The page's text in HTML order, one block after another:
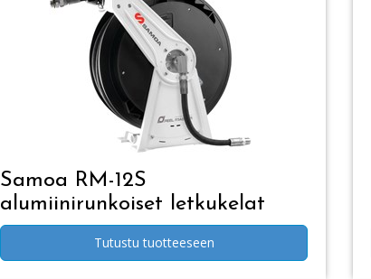
Samoa RM-12S
alumiinirunkoiset letkukelat
Tutustu tuotteeseen